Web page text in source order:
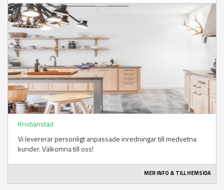
Kristianstad
Vi levererar personligt anpassade inredningar till medvetna
kunder. Välkomna till oss!
MER INFO & TILL HEMSIDA